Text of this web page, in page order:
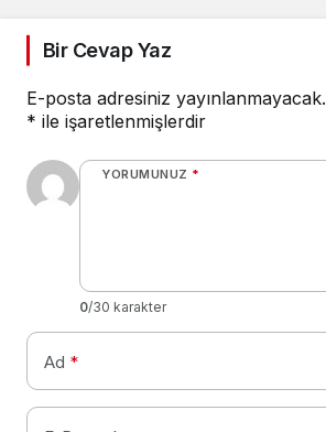
Bir Cevap Yaz
E-posta adresiniz yayınlanmayacak.
* ile işaretlenmişlerdir
YORUMUNUZ *
0/30 karakter
Ad *